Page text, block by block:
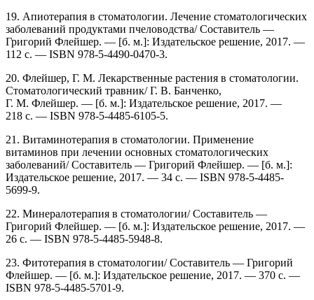
19. Апиотерапия в стоматологии. Лечение стоматологических
заболеваний продуктами пчеловодства/ Составитель —
Григорий Флейшер. — [б. м.]: Издательское решение, 2017. —
112 с. — ISBN 978-5-4490-0470-3.
20. Флейшер, Г. М. Лекарственные растения в стоматологии.
Стоматологический травник/ Г. В. Банченко,
Г. М. Флейшер. — [б. м.]: Издательское решение, 2017. —
218 с. — ISBN 978-5-4485-6105-5.
21. Витаминотерапия в стоматологии. Применение
витаминов при лечении основных стоматологических
заболеваний/ Составитель — Григорий Флейшер. — [б. м.]:
Издательское решение, 2017. — 34 с. — ISBN 978-5-4485-
5699-9.
22. Минералотерапия в стоматологии/ Составитель —
Григорий Флейшер. — [б. м.]: Издательское решение, 2017. —
26 с. — ISBN 978-5-4485-5948-8.
23. Фитотерапия в стоматологии/ Составитель — Григорий
Флейшер. — [б. м.]: Издательское решение, 2017. — 370 с. —
ISBN 978-5-4485-5701-9.